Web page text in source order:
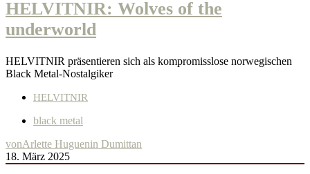
HELVITNIR: Wolves of the
underworld
HELVITNIR präsentieren sich als kompromisslose norwegischen
Black Metal-Nostalgiker
HELVITNIR
black metal
vonArlette Huguenin Dumittan
18. März 2025